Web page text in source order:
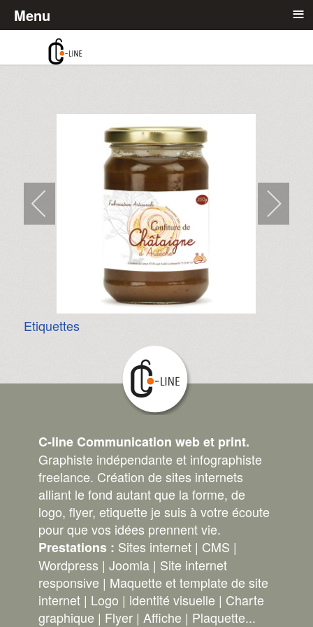
Etiquettes
C-line Communication web et print.
Graphiste indépendante et infographiste
freelance. Création de sites internets
alliant le fond autant que la forme, de
logo, flyer, etiquette je suis à votre écoute
pour que vos idées prennent vie.
Prestations : Sites internet | CMS |
Wordpress | Joomla | Site internet
responsive | Maquette et template de site
internet | Logo | identité visuelle | Charte
graphique | Flyer | Affiche | Plaquette...
Menu ≡